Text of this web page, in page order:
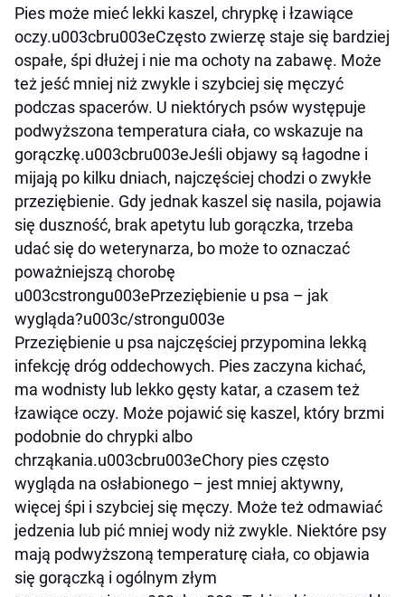
Pies może mieć lekki kaszel, chrypkę i łzawiące
oczy.u003cbru003eCzęsto zwierzę staje się bardziej
ospałe, śpi dłużej i nie ma ochoty na zabawę. Może
też jeść mniej niż zwykle i szybciej się męczyć
podczas spacerów. U niektórych psów występuje
podwyższona temperatura ciała, co wskazuje na
gorączkę.u003cbru003eJeśli objawy są łagodne i
mijają po kilku dniach, najczęściej chodzi o zwykłe
przeziębienie. Gdy jednak kaszel się nasila, pojawia
się duszność, brak apetytu lub gorączka, trzeba
udać się do weterynarza, bo może to oznaczać
poważniejszą chorobę
u003cstrongu003ePrzeziębienie u psa – jak
wygląda?u003c/strongu003e
Przeziębienie u psa najczęściej przypomina lekką
infekcję dróg oddechowych. Pies zaczyna kichać,
ma wodnisty lub lekko gęsty katar, a czasem też
łzawiące oczy. Może pojawić się kaszel, który brzmi
podobnie do chrypki albo
chrząkania.u003cbru003eChory pies często
wygląda na osłabionego – jest mniej aktywny,
więcej śpi i szybciej się męczy. Może też odmawiać
jedzenia lub pić mniej wody niż zwykle. Niektóre psy
mają podwyższoną temperaturę ciała, co objawia
się gorączką i ogólnym złym